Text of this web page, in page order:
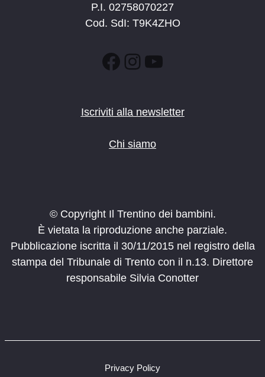
P.I. 02758070227
Cod. SdI: T9K4ZHO
Facebook
Instagram
YouTube
Iscriviti alla newsletter
Chi siamo
© Copyright Il Trentino dei bambini.
È vietata la riproduzione anche parziale.
Pubblicazione iscritta il 30/11/2015 nel registro della
stampa del Tribunale di Trento con il n.13. Direttore
responsabile Silvia Conotter
Privacy Policy